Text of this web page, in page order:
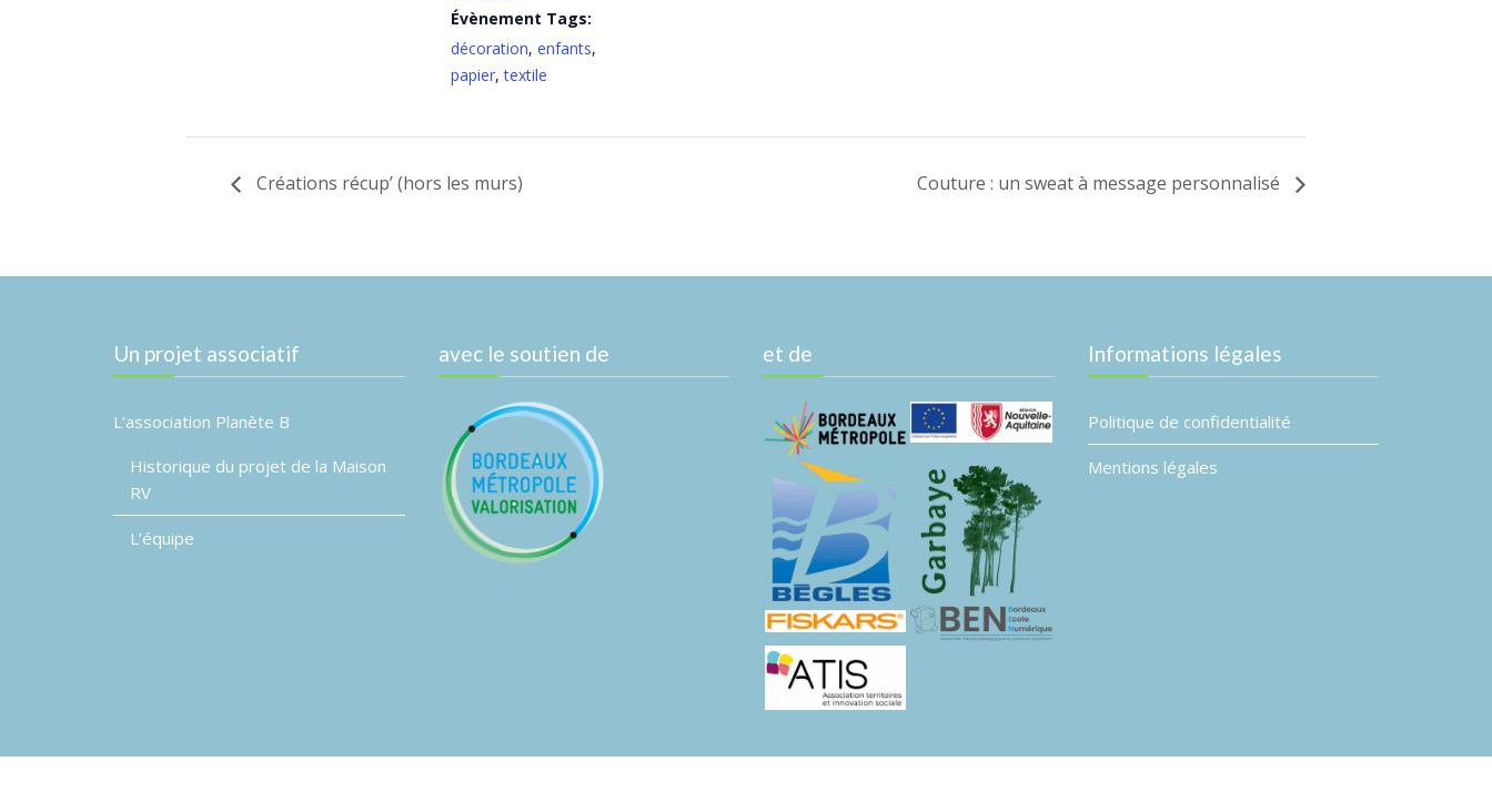
Évènement Tags:
décoration, enfants,
papier,textile
Créations récup’ (hors les murs) Couture : un sweat à message personnalisé
Un projet associatif
L’association Planète B
Historique du projet de la Maison
RV
L’équipe
avec le soutien de et de Informations légales
Politique de confidentialité
Mentions légales